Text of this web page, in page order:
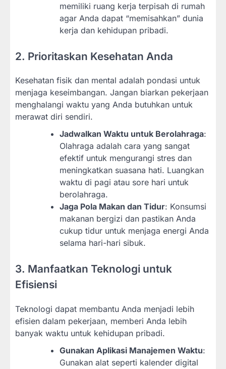
memiliki ruang kerja terpisah di rumah
agar Anda dapat “memisahkan” dunia
kerja dan kehidupan pribadi.
2. Prioritaskan Kesehatan Anda
Kesehatan fisik dan mental adalah pondasi untuk
menjaga keseimbangan. Jangan biarkan pekerjaan
menghalangi waktu yang Anda butuhkan untuk
merawat diri sendiri.
Jadwalkan Waktu untuk Berolahraga:
Olahraga adalah cara yang sangat
efektif untuk mengurangi stres dan
meningkatkan suasana hati. Luangkan
waktu di pagi atau sore hari untuk
berolahraga.
Jaga Pola Makan dan Tidur: Konsumsi
makanan bergizi dan pastikan Anda
cukup tidur untuk menjaga energi Anda
selama hari-hari sibuk.
3. Manfaatkan Teknologi untuk
Efisiensi
Teknologi dapat membantu Anda menjadi lebih
efisien dalam pekerjaan, memberi Anda lebih
banyak waktu untuk kehidupan pribadi.
Gunakan Aplikasi Manajemen Waktu:
Gunakan alat seperti kalender digital